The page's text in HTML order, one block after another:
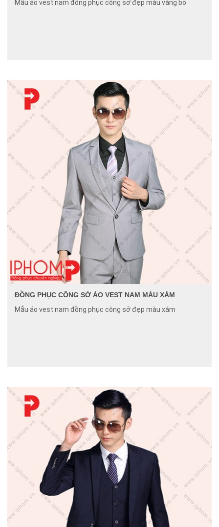
Mẫu áo vest nam đồng phục công sở đẹp màu vàng bò
ĐỒNG PHỤC CÔNG SỞ ÁO VEST NAM MÀU XÁM
Mẫu áo vest nam đồng phục công sở đẹp màu xám